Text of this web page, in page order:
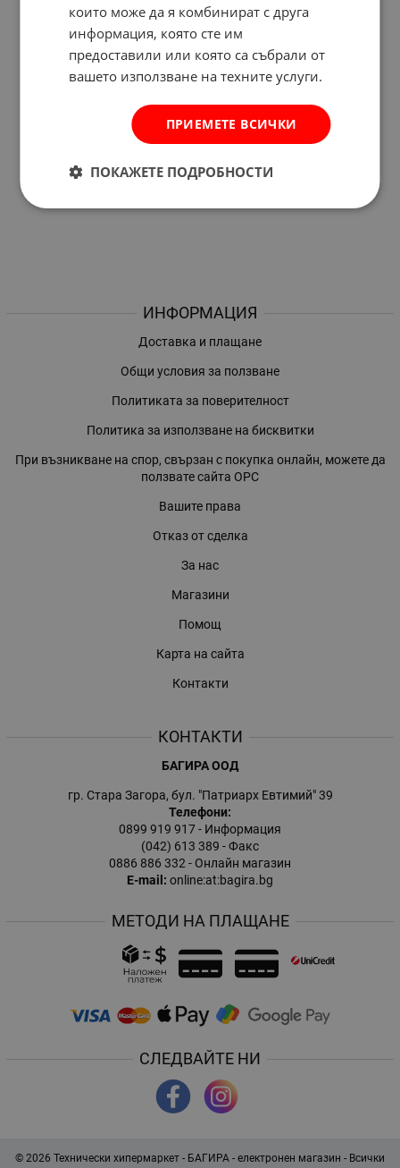
ИНФОРМАЦИЯ
Доставка и плащане
Общи условия за ползване
Политиката за поверителност
Политика за използване на бисквитки
При възникване на спор, свързан с покупка онлайн, можете да
ползвате сайта ОРС
Вашите права
Отказ от сделка
За нас
Магазини
Помощ
Карта на сайта
Контакти
КОНТАКТИ
БАГИРА ООД
гр. Стара Загора, бул. "Патриарх Евтимий" 39
Телефони:
0899 919 917- Информация
(042) 613 389 - Факс
0886 886 332 - Онлайн магазин
E-mail: online:at:bagira.bg
МЕТОДИ НА ПЛАЩАНЕ
СЛЕДВАЙТЕ НИ
© 2026 Технически хипермаркет - БАГИРА - електронен магазин - Всички
които може да я комбинират с друга
информация, която сте им
предоставили или която са събрали от
вашето използване на техните услуги.
ПРИЕМЕТЕ ВСИЧКИ
ПОКАЖЕТЕ ПОДРОБНОСТИ